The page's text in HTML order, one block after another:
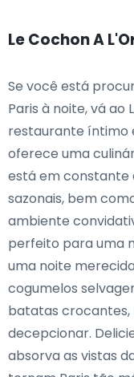
Le Cochon A
Se você está
Paris à noite, vá ao
restaurante íntimo
oferece uma
está em constante
sazonais, bem
ambiente
perfeito para uma
uma noite
cogumelos
batatas crocantes,
decepcionar.
absorva as vistas